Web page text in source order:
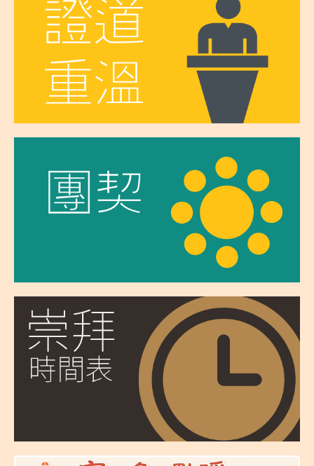
在職成人團契
伉儷團契
初職團契